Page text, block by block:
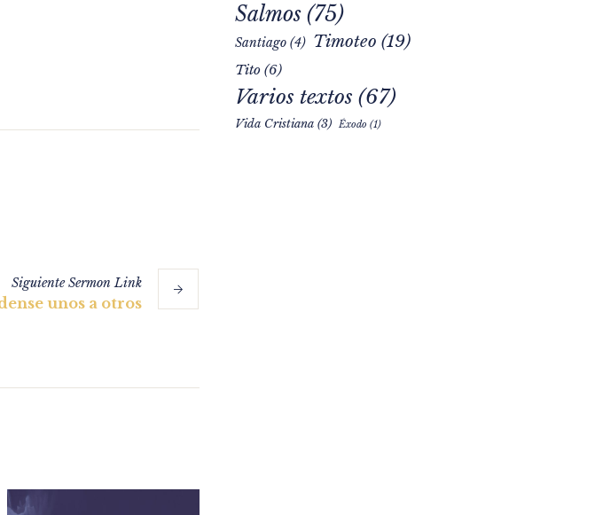
SiguienteSermonLink
unos a otros
Salmos(75)
Santiago(4) Timoteo (19)
Tito(6)
Varios textos (67)
Vida Cristiana(3) Éxodo (1)